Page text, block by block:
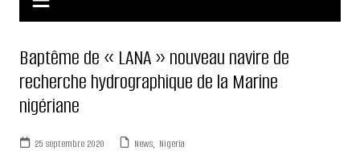
Baptême de « LANA » nouveau navire de
recherche hydrographique de la Marine
nigériane
25 septembre 2020 News, Nigeria